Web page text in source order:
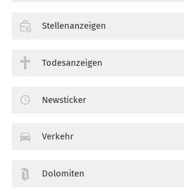
Stellenanzeigen
Todesanzeigen
Newsticker
Verkehr
Dolomiten